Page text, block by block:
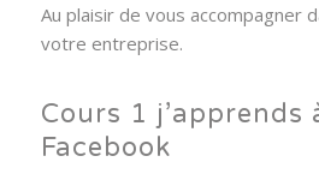
Au plaisir de vous accompagner
votre entreprise.
Cours 1 j’apprends
Facebook